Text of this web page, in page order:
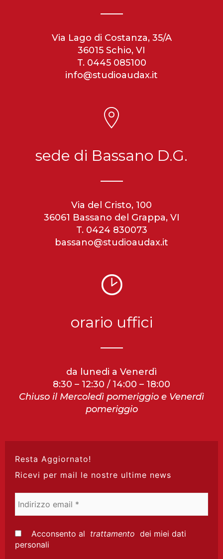
Via Lago di Costanza, 35/A
36015 Schio, VI
T. 0445 085100
info@studioaudax.it
sede di Bassano D.G.
Via del Cristo, 100
36061 Bassano del Grappa, VI
T. 0424 830073
bassano@studioaudax.it
orario uffici
da lunedi a Venerdì
8:30 – 12:30 / 14:00 – 18:00
Chiuso il Mercoledì pomeriggio e Venerdì
pomeriggio
Resta Aggiornato!
Ricevi per mail le nostre ultime news
email
Acconsento al trattamento dei miei dati
personali